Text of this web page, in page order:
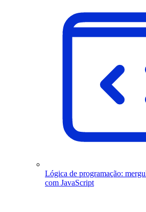
Lógica de programação:
com JavaScript